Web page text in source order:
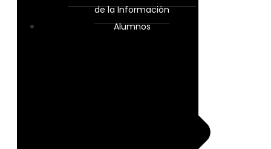
de la Información
Alumnos